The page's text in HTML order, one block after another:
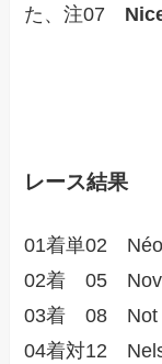
た、注07
レース結果
01着単02
02着 05
03着 08 Not
04着対12